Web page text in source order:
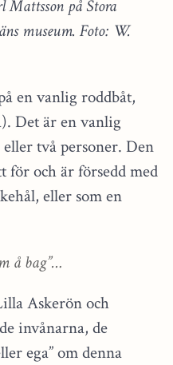
på Stora
museum. Foto: W.
en vanlig roddbåt,
Det är en vanlig
två personer. Den
för och är försedd med
eller som en
å bag”…
Askerön och
invånarna, de
ega” om denna